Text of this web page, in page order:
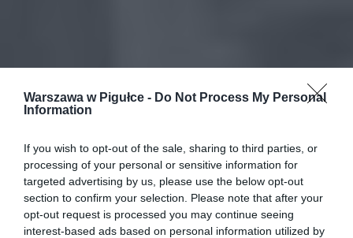
Warszawa w Pigułce - Do Not Process My Personal
Information
If you wish to opt-out of the sale, sharing to third parties, or
processing of your personal or sensitive information for
targeted advertising by us, please use the below opt-out
section to confirm your selection. Please note that after your
opt-out request is processed you may continue seeing
interest-based ads based on personal information utilized by